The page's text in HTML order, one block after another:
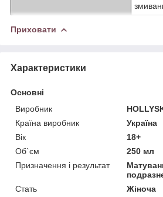
Приховати
Характеристики
Основні
Виробник
Країна виробник
Україна
Вік
18+
Об`єм
250 мл
Призначення і результат
Стать
Жіноча